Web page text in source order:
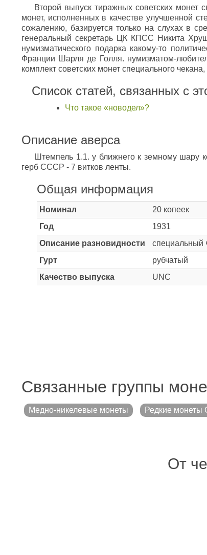
Второй выпуск тиражных советских монет
монет, исполненных в качестве улучшенной
сожалению, базируется только на слухах в
генеральный секретарь ЦК КПСС Никита
нумизматического подарка какому-то
Франции Шарля де Голля. нумизматом-
комплект советских монет специального
Список статей, связанных с
Что такое «новодел»?
Описание аверса
Штемпель 1.1. у ближнего к земному шару
герб СССР - 7 витков ленты.
Общая информация
Номинал
20 копеек
Год
1931
Описание разновидности
специальный
Гурт
рубчатый
Качество выпуска
UNC
Связанные группы
Медно-никелевые монеты Редкие
От